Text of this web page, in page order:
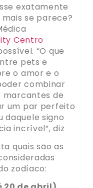
exatamente
se parece?
Centro
“O que
pets e
o amor e o
combinar
de
um par perfeito
daquele signo
incrível”, diz
quais são as
zodíaco: